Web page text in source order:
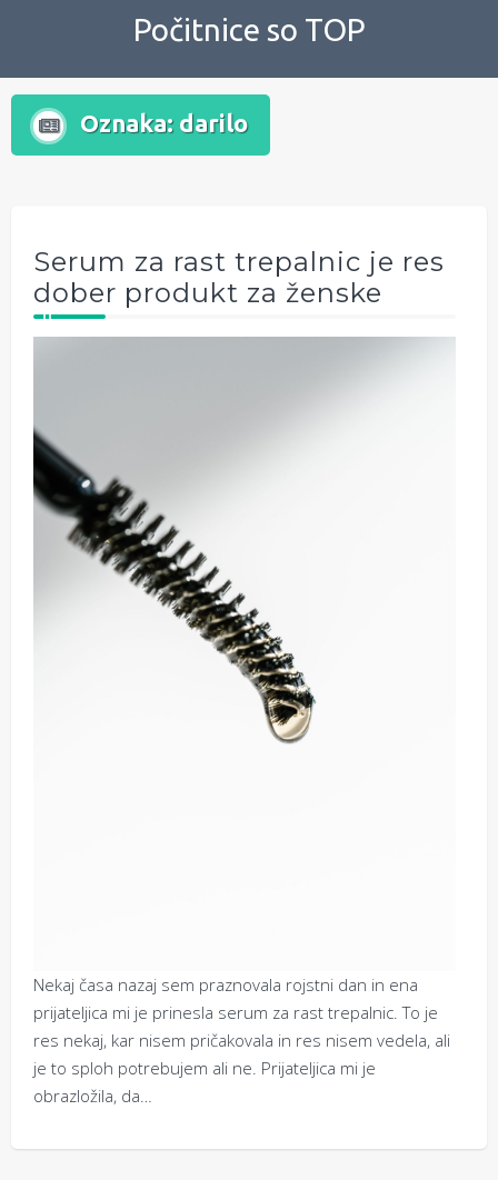
Počitnice so TOP
Oznaka: darilo
Serum za rast trepalnic je res
dober produkt za ženske
Nekaj časa nazaj sem praznovala rojstni dan in ena
prijateljica mi je prinesla serum za rast trepalnic. To je
res nekaj, kar nisem pričakovala in res nisem vedela, ali
je to sploh potrebujem ali ne. Prijateljica mi je
obrazložila, da…